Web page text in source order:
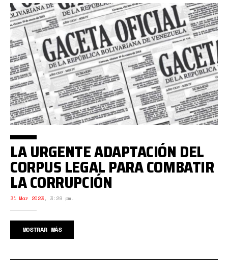
LA URGENTE ADAPTACIÓN DEL
CORPUS LEGAL PARA COMBATIR
LA CORRUPCIÓN
31 Mar 2023, 3:29 pm.
MOSTRAR MÁS